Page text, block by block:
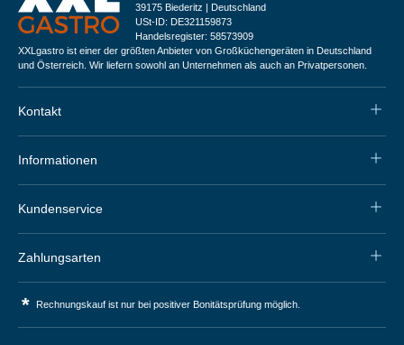
39175 Biederitz | Deutschland
USt-ID: DE321159873
Handelsregister: 58573909
XXLgastro ist einer der größten Anbieter von Großküchengeräten in Deutschland
und Österreich. Wir liefern sowohl an Unternehmen als auch an Privatpersonen.
Kontakt
Informationen
Kundenservice
Zahlungsarten
* Rechnungskauf ist nur bei positiver Bonitätsprüfung möglich.